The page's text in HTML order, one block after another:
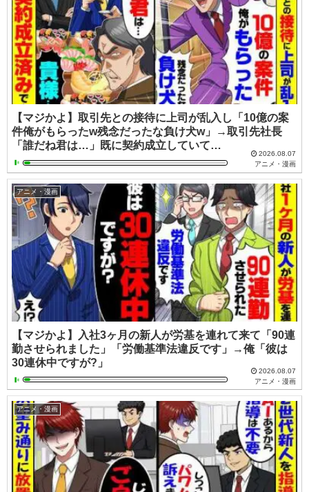
【マジかよ】取引先との接待に上司が乱入し「10億の案
件俺がもらったw残念だったな負け犬w」→取引先社長
「誰だね君は…」既に契約成立していて…
2026.08.07
アニメ・漫画
アニメ・漫画
【マジかよ】入社3ヶ月の新人が労基を連れて来て「90連
勤させられました」「労働基準法違反です」→俺「彼は
30連休中ですが?」
2026.08.07
アニメ・漫画
アニメ・漫画